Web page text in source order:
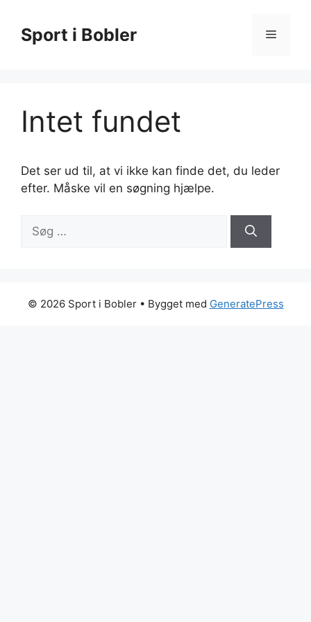
indholdSport i Bobler Menu
Intet fundet
Det ser ud til, at vi ikke kan finde det, du leder
efter. Måske vil en søgning hjælpe.
efter:
© 2026 Sport i Bobler• Bygget med GeneratePress